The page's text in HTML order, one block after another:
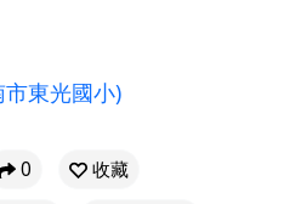
市東光國小)
0
收藏